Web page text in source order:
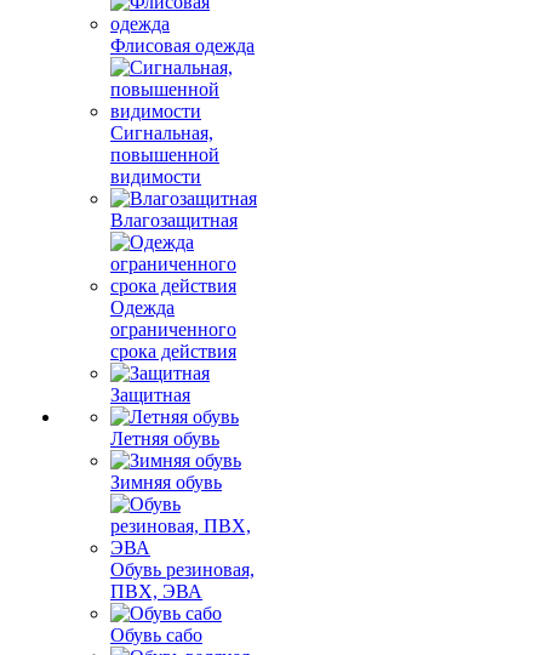
Флисовая одежда
Сигнальная,
повышенной
видимости
Влагозащитная
Одежда
ограниченного
срока действия
Защитная
Летняя обувь
Зимняя обувь
Обувь резиновая,
ПВХ, ЭВА
Обувь сабо